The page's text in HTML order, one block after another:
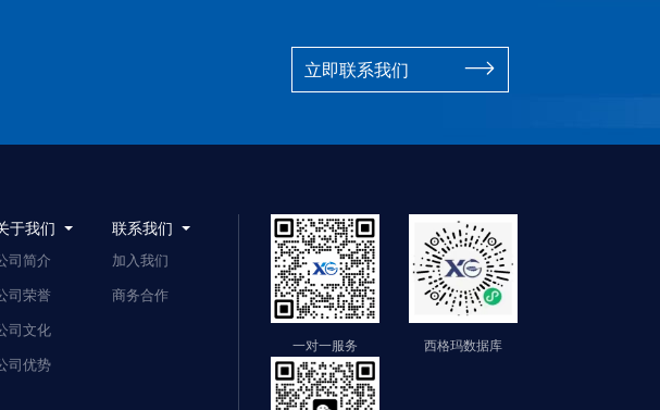
立即联系我们
于我们
司简介
司荣誉
司文化
司优势
联系我们
加入我们
商务合作
一对一服务 西格玛数据库